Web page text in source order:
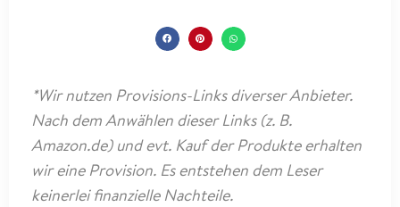
*Wir nutzen Provisions-Links diverser Anbieter.
Nach dem Anwählen dieser Links (z. B.
Amazon.de) und evt. Kauf der Produkte erhalten
wir eine Provision. Es entstehen dem Leser
keinerlei finanzielle Nachteile.